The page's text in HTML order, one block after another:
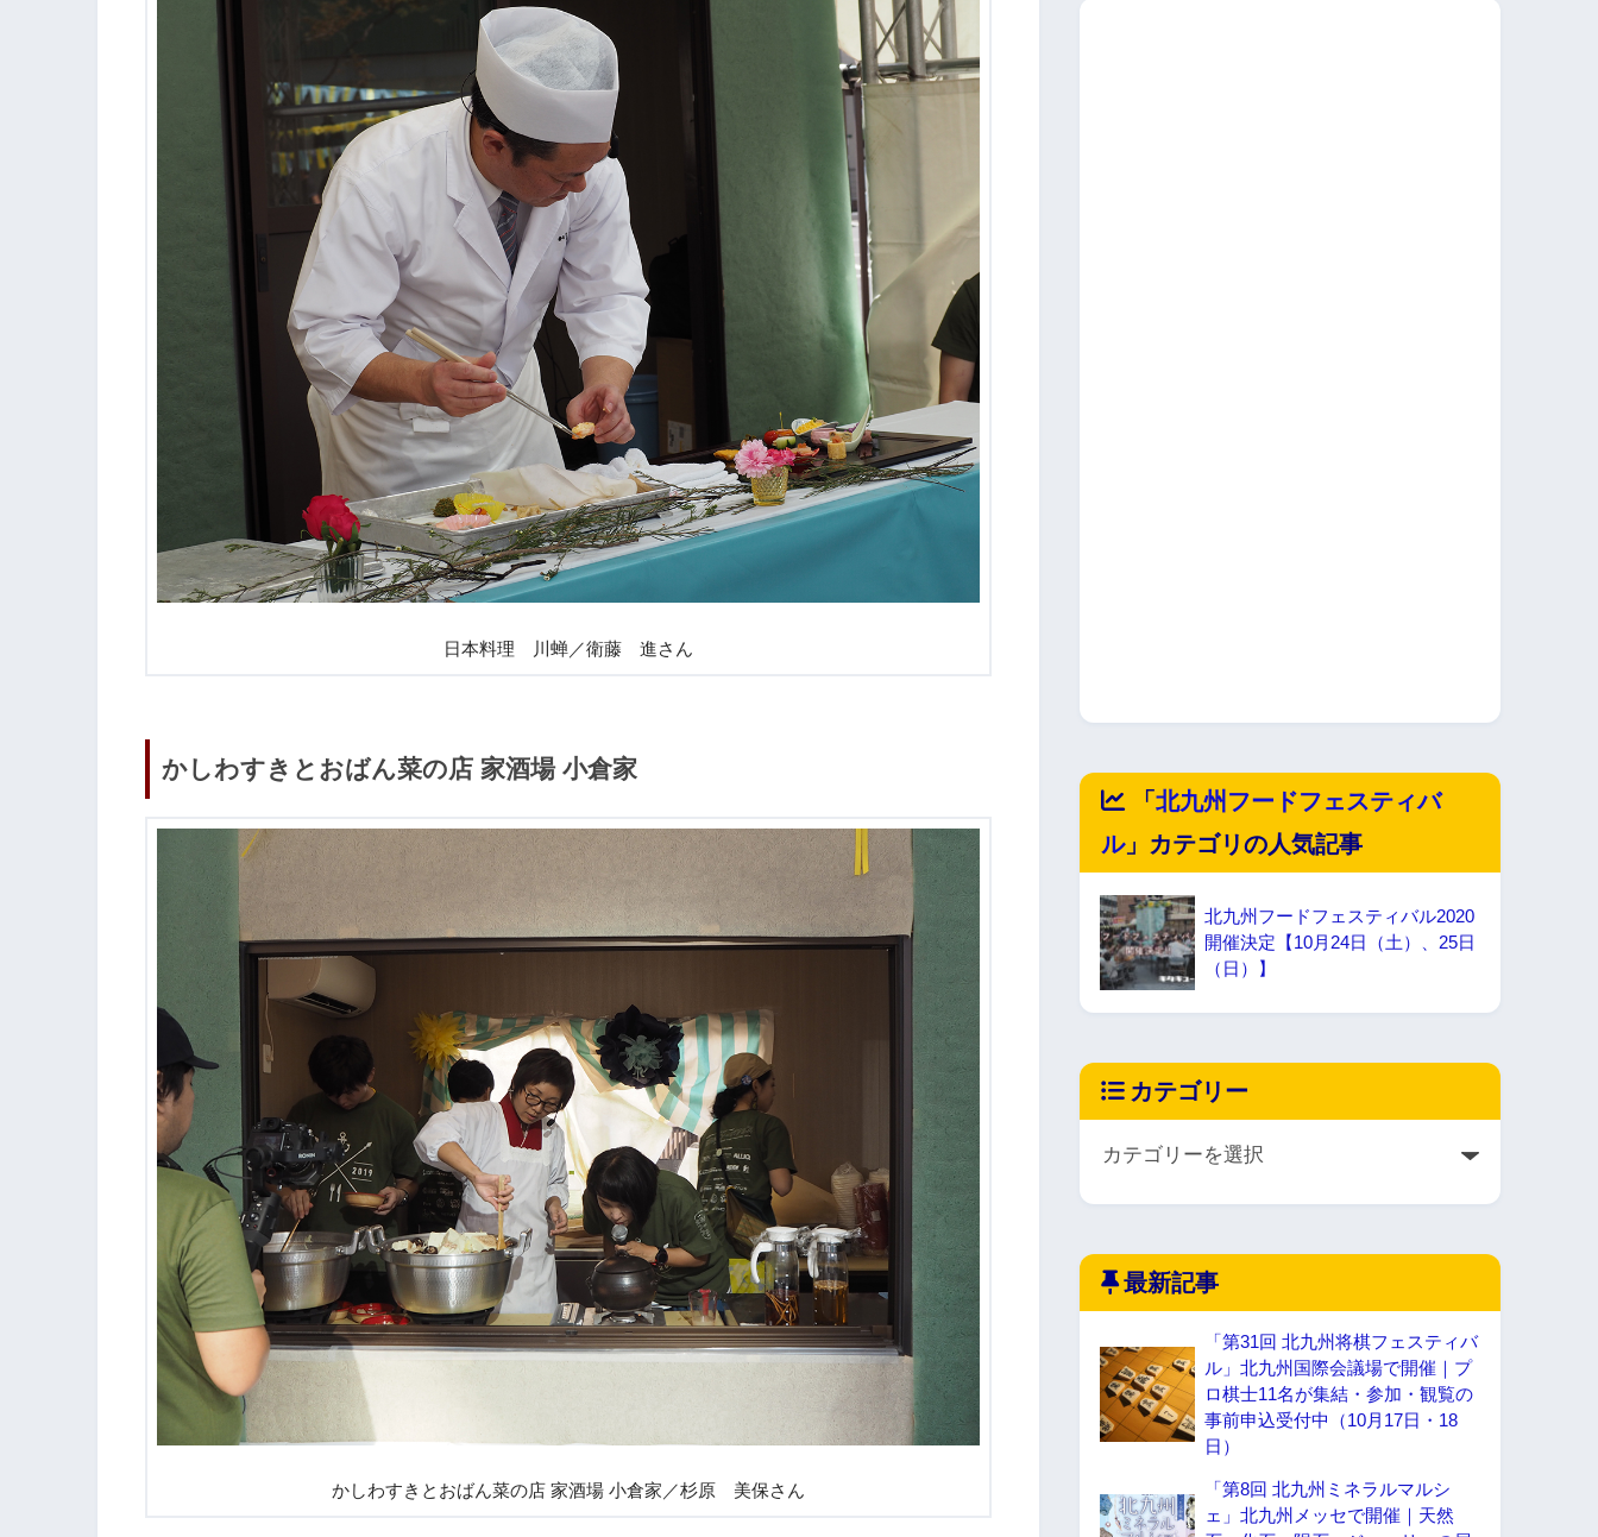
日本料理 川蝉／衛藤 進さん
かしわすきとおばん菜の店 家酒場 小倉家
かしわすきとおばん菜の店 家酒場 小倉家／杉原 美保さん
「 北九州フードフェスティバ
ル」カテゴリの人気記事
北九州フードフェスティバル2020
開催決定【10月24日（土）、25日
（日）】
カテゴリー
最新記事
「第31回 北九州将棋フェスティバ
ル」北九州国際会議場で開催｜プ
ロ棋士11名が集結・参加・観覧の
事前申込受付中（10月17日・18
日）
「第8回 北九州ミネラルマルシ
ェ」北九州メッセで開催｜天然